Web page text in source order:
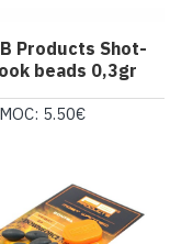
Products Shot-
beads 0,3gr
MOC: 5.50€